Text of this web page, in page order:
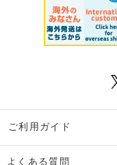
ご利用ガイド
よくある質問